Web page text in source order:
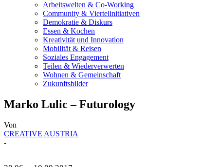
Arbeitswelten & Co-Working
Community & Viertelinitiativen
Demokratie & Diskurs
Essen & Kochen
Kreativität und Innovation
Mobilität & Reisen
Soziales Engagement
Teilen & Wiederverwerten
Wohnen & Gemeinschaft
Zukunftsbilder
Marko Lulic – Futurology
Von
CREATIVE AUSTRIA
-